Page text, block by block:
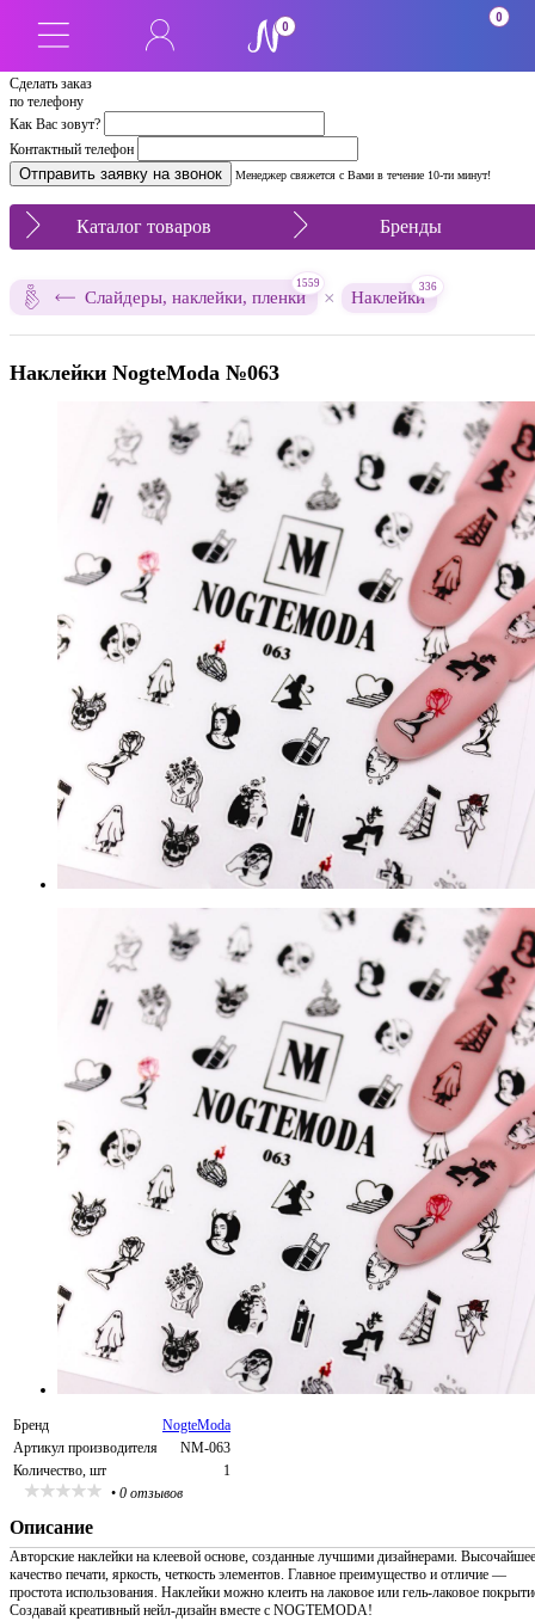
Сделать заказ
по телефону
Как Вас зовут?
Контактный телефон
Менеджер свяжется с Вами в течение 10-ти минут!
0
0
Каталог товаров Бренды
Слайдеры, наклейки, пленки
1559
× Наклейки
336
Наклейки NogteModa №063
Бренд
NogteModa
Артикул производителя
NM-063
Количество, шт
1
• 0 отзывов
Описание
Авторские наклейки на клеевой основе, созданные лучшими дизайнерами. Высочайшее
качество печати, яркость, четкость элементов. Главное преимущество и отличие —
простота использования. Наклейки можно клеить на лаковое или гель-лаковое
Создавай креативный нейл-дизайн вместе с NOGTEMODA!